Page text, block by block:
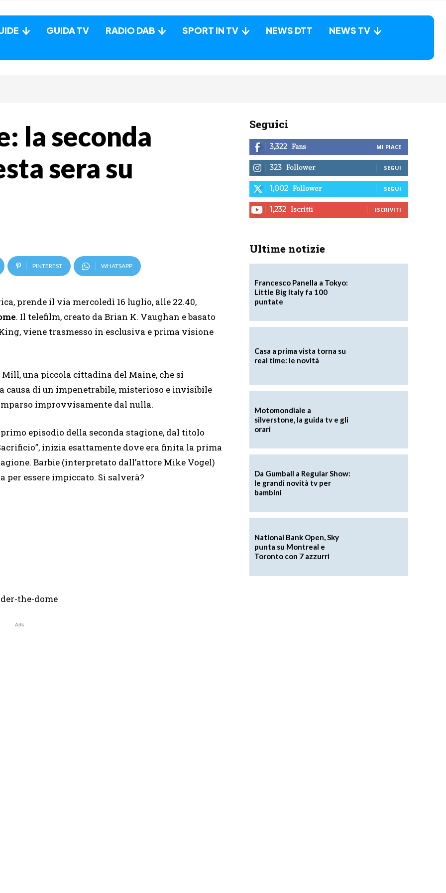
GUIDA TV RADIO DAB SPORT IN TV NEWS DTT
NEWS TV
la seconda
sera su
PINTEREST WHATSAPP
prende il via mercoledì 16 luglio, alle 22.40,
. Il telefilm, creato da Brian K. Vaughan e basato
viene trasmesso in esclusiva e prima visione
una piccola cittadina del Maine, che si
di un impenetrabile, misterioso e invisibile
improvvisamente dal nulla.
episodio della seconda stagione, dal titolo
inizia esattamente dove era finita la prima
Barbie (interpretato dall’attore Mike Vogel)
per essere impiccato. Si salverà?
Ads
Seguici
3,322 Fans MI PIACE
323 Follower SEGUI
1,002 Follower SEGUI
1,232 Iscritti ISCRIVITI
Ultime notizie
Francesco Panella a Tokyo:
Little Big Italy fa 100
puntate
Casa a prima vista torna su
real time: le novità
Motomondiale a
silverstone, la guida tv e gli
orari
Da Gumball a Regular Show:
le grandi novità tv per
bambini
National Bank Open, Sky
punta su Montreal e
Toronto con 7 azzurri